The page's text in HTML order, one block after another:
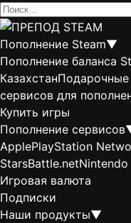
Перейти
к
содержанию
Search
for:
Пополнение Steam▼
Пополнение баланса
КазахстанПодарочные
сервисов для
Купить игры
Пополнение сервисов
ApplePlayStation
StarsBattle.netNintendo
Игровая валюта
Подписки
Наши продукты▼